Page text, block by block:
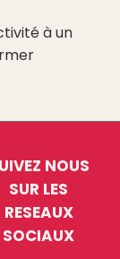
à un
NOUS
SUR LES
RESEAUX
SOCIAUX